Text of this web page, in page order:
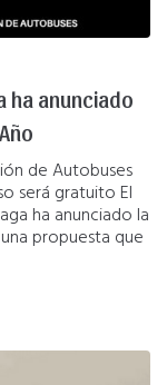
ha anunciado
de Autobuses
será gratuito El
ha anunciado la
propuesta que